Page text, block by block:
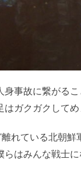
身事故に繋がる
ガクガクしてめ
れている北朝
はみんな戦士に